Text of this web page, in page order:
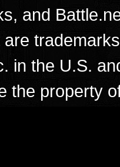
and
are
in the U.S.
the property